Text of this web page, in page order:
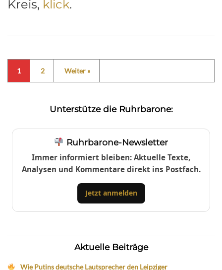
Kreis, klick.
1 2 Weiter »
Unterstütze die Ruhrbarone:
Ruhrbarone-Newsletter
Immer informiert bleiben: Aktuelle Texte,
Analysen und Kommentare direkt ins Postfach.
Jetzt anmelden
Aktuelle Beiträge
Wie Putins deutsche Lautsprecher den Leipziger